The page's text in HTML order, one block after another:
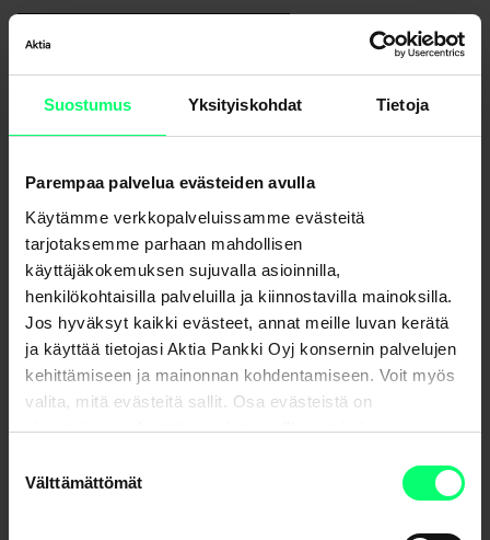
Suostumus Yksityiskohdat Tietoja
Parempaa palvelua evästeiden avulla
Käytämme verkkopalveluissamme evästeitä
tarjotaksemme parhaan mahdollisen
käyttäjäkokemuksen sujuvalla asioinnilla,
henkilökohtaisilla palveluilla ja kiinnostavilla mainoksilla.
Jos hyväksyt kaikki evästeet, annat meille luvan kerätä
ja käyttää tietojasi Aktia Pankki Oyj konsernin palvelujen
kehittämiseen ja mainonnan kohdentamiseen. Voit myös
valita, mitä evästeitä sallit. Osa evästeistä on
sivustojemme luotettavan ja turvallisen toiminnan
valinta
Välttämättömät
Lue lisää henkivakuutuksesta
Vakuutus työkyvyttömyyden varalta auttaa sinua
turvaamaan taloutesi tilanteissa, joissa et voi tehdä töitä.
Turva tilapäisen työkyvyttömyyden varalta turvaa taloutesi,
jos jäät pitkälle sairauslomalle. Turva pysyvän
työkyvyttömyyden varalta auttaa sinua sopeutumaan
uuteen elämäntilanteeseen, jos joudut
työkyvyttömyyseläkkeelle etkä voi enää jatkaa työntekoa.